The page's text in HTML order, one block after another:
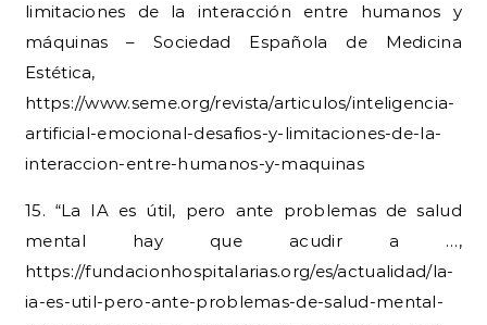
limitaciones de la interacción entre humanos y
máquinas – Sociedad Española de Medicina
Estética,
https://www.seme.org/revista/articulos/inteligencia-
artificial-emocional-desafios-y-limitaciones-de-la-
interaccion-entre-humanos-y-maquinas
15. “La IA es útil, pero ante problemas de salud
mental hay que acudir a …,
https://fundacionhospitalarias.org/es/actualidad/la-
ia-es-util-pero-ante-problemas-de-salud-mental-